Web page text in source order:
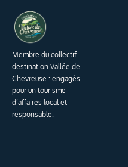
Membre du collectif
destination Vallée de
Chevreuse : engagés
pour un tourisme
d’affaires local et
responsable.